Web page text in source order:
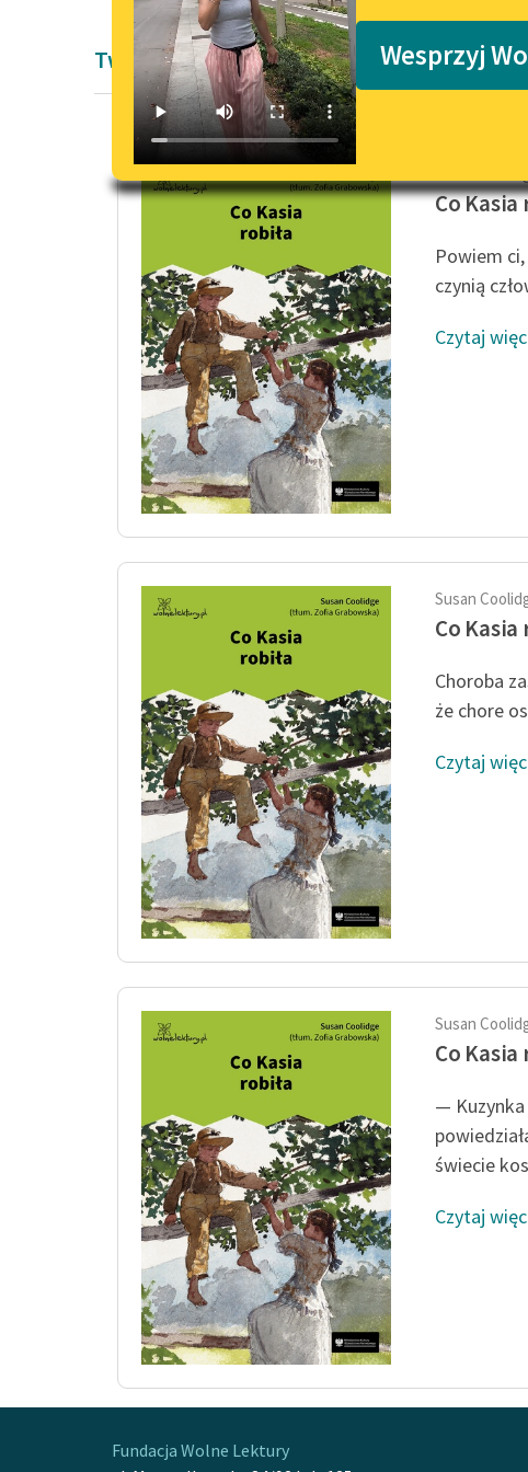
Wesprzyj
Twórczość Susan Coolidge
Co Kasia
Powiem
czynią
Czytaj
Susan
Co Kasia
Choroba
że chore
Czytaj
Susan
Co Kasia
—
świecie
Czytaj
Fundacja Wolne Lektury